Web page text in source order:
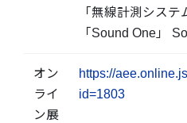
「無線計測シス
「Sound One」
オン
ライ
ン展
https://
id=1803